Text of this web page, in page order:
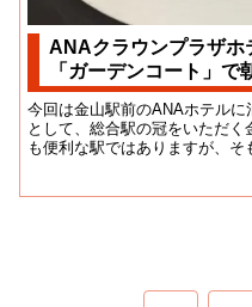
ANAクラウンプラザホ
「ガーデンコート」で
今回は金山駅前のANAホテル
として、総合駅の冠をいただ
も便利な駅ではありますが、そ